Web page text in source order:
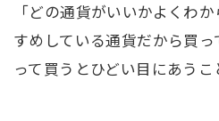
「どの通貨がいいかよくわ
すめしている通貨だから買
って買うとひどい目にあうこ